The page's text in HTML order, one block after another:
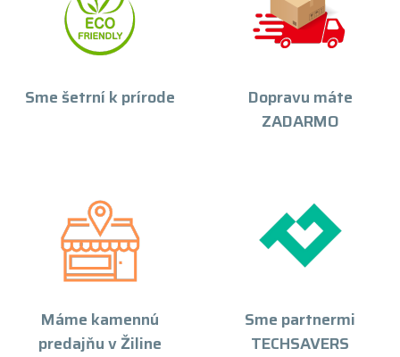
Sme šetrní k prírode
Dopravu máte
ZADARMO
Máme kamennú
predajňu v Žiline
Sme partnermi
TECHSAVERS